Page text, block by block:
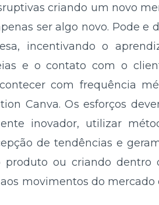
criando um novo
ser algo novo. Pode e
incentivando o
e o contato com o
com frequência
Canva. Os esforços
inovador, utilizar
de tendências e
ou criando dentro
movimentos do